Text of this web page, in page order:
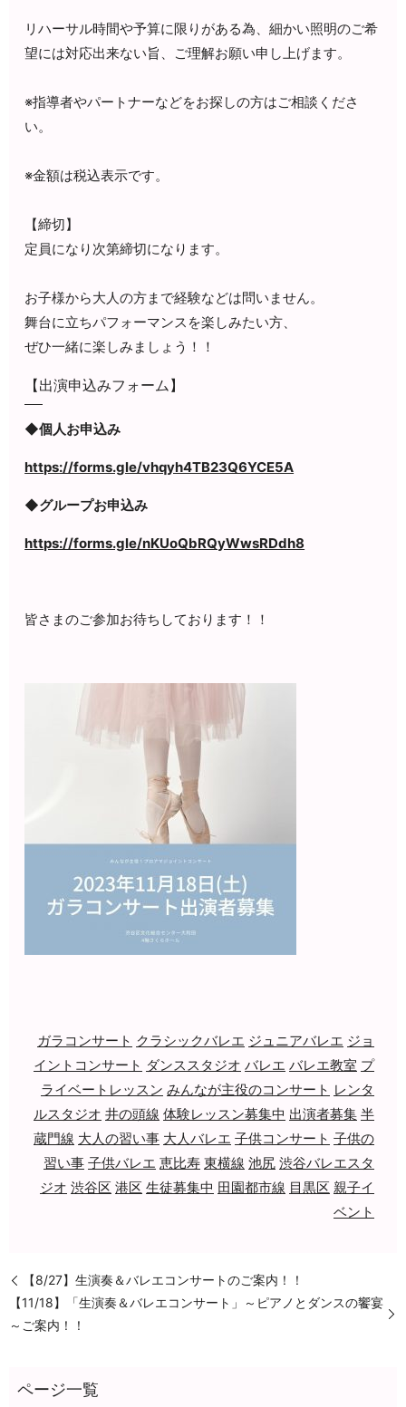
リハーサル時間や予算に限りがある為、細かい照明のご希
望には対応出来ない旨、ご理解お願い申し上げます。
※指導者やパートナーなどをお探しの方はご相談くださ
い。
※金額は税込表示です。
【締切】
定員になり次第締切になります。
お子様から大人の方まで経験などは問いません。
舞台に立ちパフォーマンスを楽しみたい方、
ぜひ一緒に楽しみましょう！！
【出演申込みフォーム】
◆個人お申込み
https://forms.gle/vhqyh4TB23Q6YCE5A
◆グループお申込み
https://forms.gle/nKUoQbRQyWwsRDdh8
皆さまのご参加お待ちしております！！
ガラコンサート クラシックバレエ ジュニアバレエ ジョ
イントコンサート ダンススタジオ バレエ バレエ教室 プ
ライベートレッスン みんなが主役のコンサート レンタ
ルスタジオ 井の頭線 体験レッスン募集中 出演者募集 半
蔵門線 大人の習い事 大人バレエ 子供コンサート 子供の
習い事 子供バレエ 恵比寿 東横線 池尻 渋谷バレエスタ
ジオ 渋谷区 港区 生徒募集中 田園都市線 目黒区 親子イ
ベント
【8/27】生演奏＆バレエコンサートのご案内！！
【11/18】「生演奏＆バレエコンサート」～ピアノとダンスの饗宴
～ご案内！！